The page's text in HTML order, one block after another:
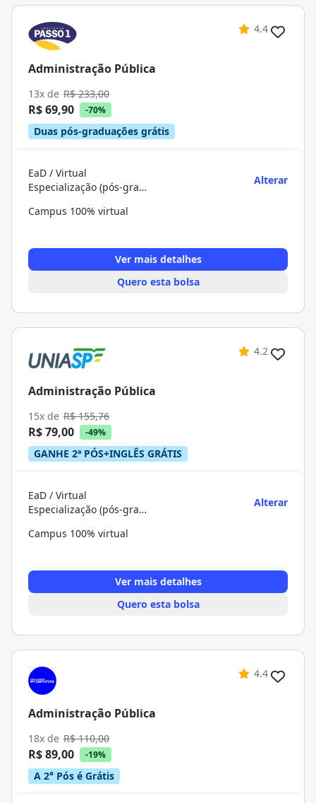
4.4
Administração Pública
13x de R$ 233,00
R$ 69,90 -70%
Duas pós-graduações grátis
EaD / Virtual
Especialização (pós-graduação)
Alterar
Campus 100% virtual
Ver mais detalhes
Quero esta bolsa
4.2
Administração Pública
15x de R$ 155,76
R$ 79,00 -49%
GANHE 2ª PÓS+INGLÊS GRÁTIS
EaD / Virtual
Especialização (pós-graduação)
Alterar
Campus 100% virtual
Ver mais detalhes
Quero esta bolsa
4.4
Administração Pública
18x de R$ 110,00
R$ 89,00 -19%
A 2° Pós é Grátis